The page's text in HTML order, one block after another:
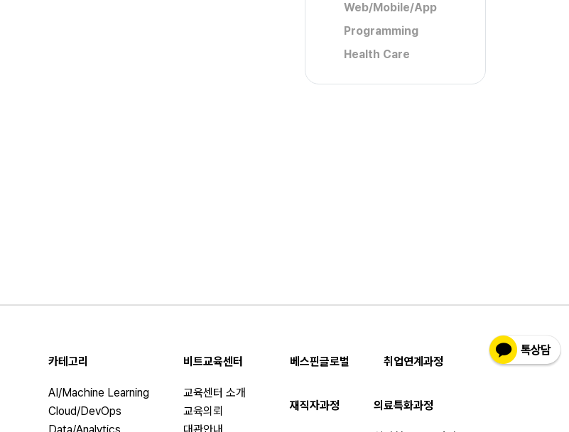
Web/Mobile/App
Programming
Health Care
카테고리
AI/Machine Learning
Cloud/DevOps
비트교육센터
교육센터 소개
교육의뢰
베스핀글로벌 취업연계과정
재직자과정 의료특화과정